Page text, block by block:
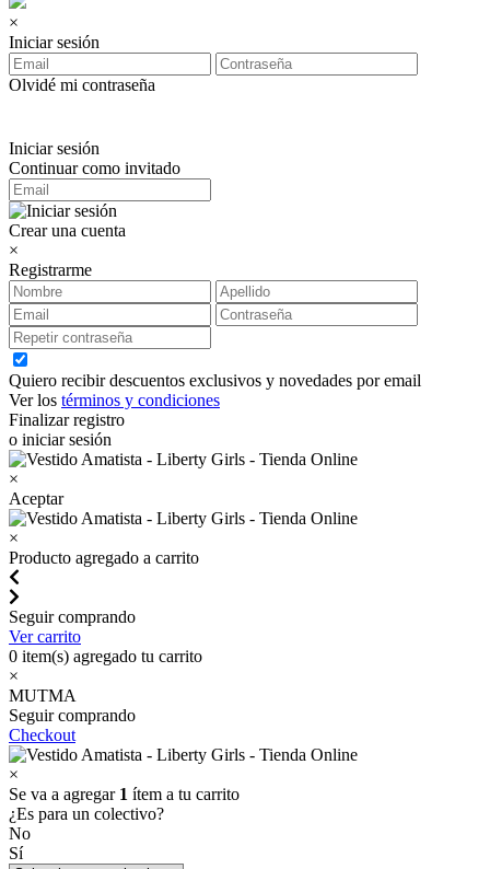
×
Iniciar sesión
Olvidé mi contraseña
Iniciar sesión
Continuar como invitado
Crear una cuenta
×
Registrarme
Quiero recibir descuentos exclusivos y novedades por email
Ver los términos y condiciones
Finalizar registro
o iniciar sesión
×
Aceptar
×
Producto agregado a carrito
Seguir comprando
Ver carrito
0 item(s) agregado tu carrito
×
MUTMA
Seguir comprando
Checkout
×
Se va a agregar 1 ítem a tu carrito
¿Es para un colectivo?
No
Sí